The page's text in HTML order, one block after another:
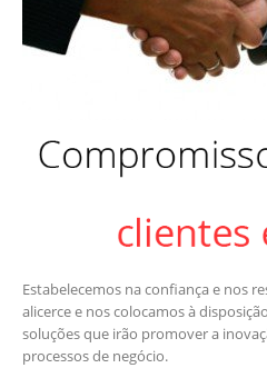
Estabelecemos na confiança e nos
alicerce e nos colocamos à
soluções que irão promover a
processos de negócio.